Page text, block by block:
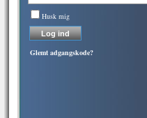
Husk mig
Glemt adgangskode?